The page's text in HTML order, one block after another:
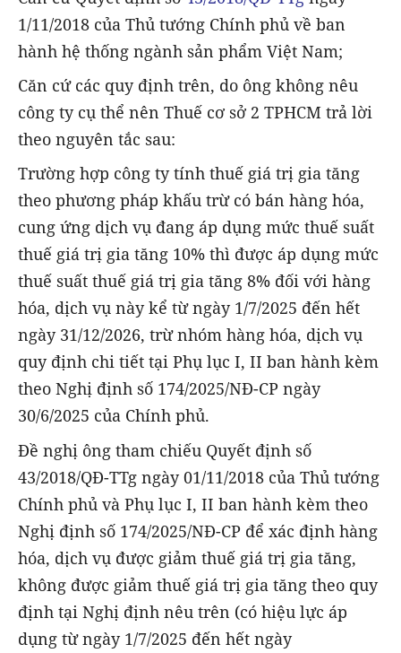
1/11/2018 của Thủ tướng Chính phủ về ban
hành hệ thống ngành sản phẩm Việt Nam;
Căn cứ các quy định trên, do ông không nêu
công ty cụ thể nên Thuế cơ sở 2 TPHCM trả lời
theo nguyên tắc sau:
Trường hợp công ty tính thuế giá trị gia tăng
theo phương pháp khấu trừ có bán hàng hóa,
cung ứng dịch vụ đang áp dụng mức thuế suất
thuế giá trị gia tăng 10% thì được áp dụng mức
thuế suất thuế giá trị gia tăng 8% đối với hàng
hóa, dịch vụ này kể từ ngày 1/7/2025 đến hết
ngày 31/12/2026, trừ nhóm hàng hóa, dịch vụ
quy định chi tiết tại Phụ lục I, II ban hành kèm
theo Nghị định số 174/2025/NĐ-CP ngày
30/6/2025 của Chính phủ.
Đề nghị ông tham chiếu Quyết định số
43/2018/QĐ-TTg ngày 01/11/2018 của Thủ tướng
Chính phủ và Phụ lục I, II ban hành kèm theo
Nghị định số 174/2025/NĐ-CP để xác định hàng
hóa, dịch vụ được giảm thuế giá trị gia tăng,
không được giảm thuế giá trị gia tăng theo quy
định tại Nghị định nêu trên (có hiệu lực áp
dụng từ ngày 1/7/2025 đến hết ngày